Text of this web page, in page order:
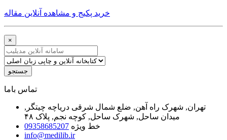
خرید پکیج و مشاهده آنلاین مقاله
×
جستجو
ﺗﻤﺎﺱ ﺑﺎﻣﺎ
تهران, شهرک راه آهن, ضلع شمال شرقی دریاچه چیتگر,
میدان ساحل, شهرک ساحل, کوچه نجم, پلاک ۴۸
خط ویژه 09358685207
info@medilib.ir